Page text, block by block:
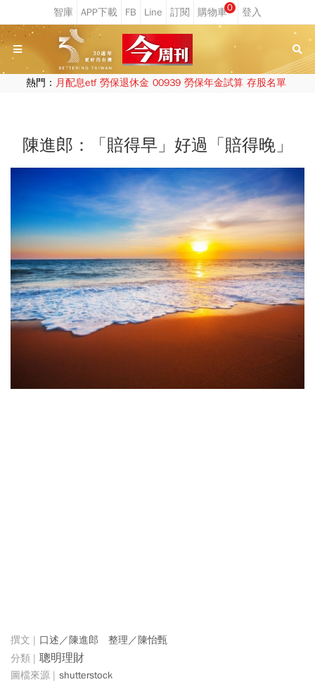
0
熱門： 月配息etf 勞保退休金 00939 勞保年金試算 存股名單
陳進郎：「賠得早」好過「賠得晚」
口述／陳進郎 整理／陳怡甄
聰明理財
shutterstock